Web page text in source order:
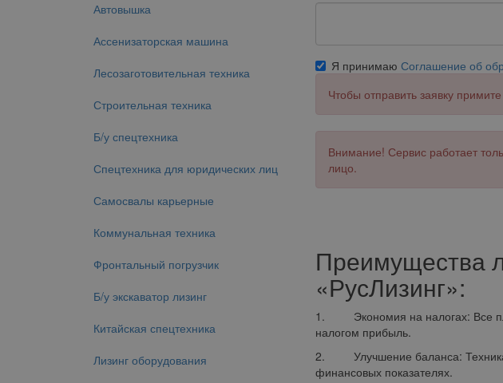
Автовышка
Ассенизаторская машина
Лесозаготовительная техника
Строительная техника
Б/у спецтехника
Спецтехника для юридических лиц
Самосвалы карьерные
Коммунальная техника
Фронтальный погрузчик
Б/у экскаватор лизинг
Китайская спецтехника
Лизинг оборудования
Я принимаю Соглашение об
Чтобы отправить заявку
Внимание! Сервис работает
лицо.
Преимущества
«РусЛизинг»:
1. Экономия на налогах: Все
налогом прибыль.
2. Улучшение баланса: Техника
финансовых показателях.